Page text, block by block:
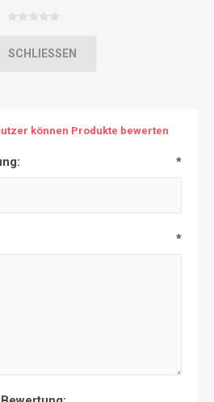
SCHLIESSEN
können Produkte bewerten
*
*